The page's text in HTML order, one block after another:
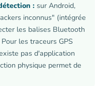
: sur Android,
inconnus" (intégrée
les balises Bluetooth
les traceurs GPS
pas d'application
physique permet de